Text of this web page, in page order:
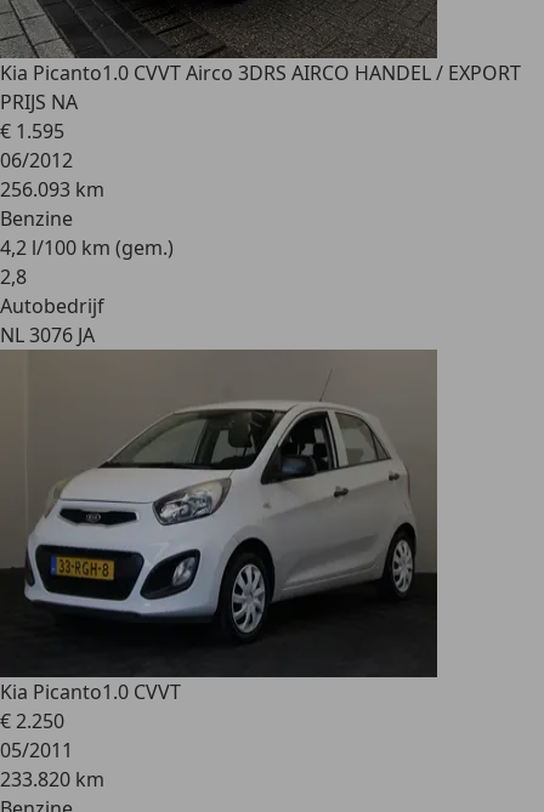
Kia Picanto1.0 CVVT Airco 3DRS AIRCO HANDEL / EXPORT
PRIJS NA
€ 1.595
06/2012
256.093 km
Benzine
4,2 l/100 km (gem.)
2,8
Autobedrijf
NL 3076 JA
Kia Picanto1.0 CVVT
€ 2.250
05/2011
233.820 km